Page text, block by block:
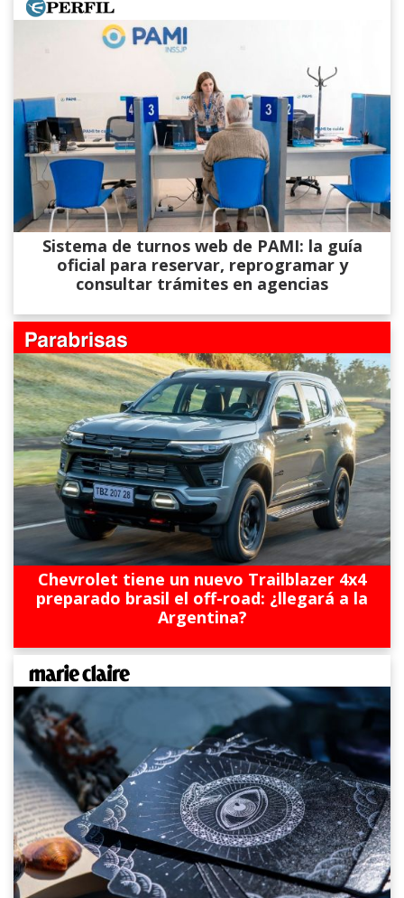
Sistema de turnos web de PAMI: la guía
oficial para reservar, reprogramar y
consultar trámites en agencias
Chevrolet tiene un nuevo Trailblazer 4x4
preparado brasil el off-road: ¿llegará a la
Argentina?